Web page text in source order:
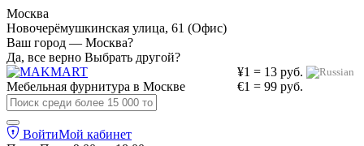
Москва
Новочерёмушкинская улица, 61 (Офис)
Ваш город — Москва?
Да, все верно Выбрать другой?
¥1 = 13 руб.
€1 = 99 руб.
Мебельная фурнитура в Москве
ВойтиМой кабинет